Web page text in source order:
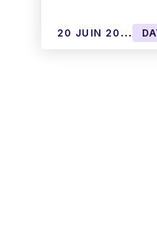
2
0 JUIN 2019